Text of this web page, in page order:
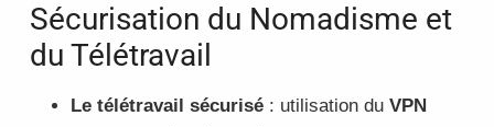
Sécurisation du Nomadisme et
du Télétravail
Le télétravail sécurisé: utilisation du VPN